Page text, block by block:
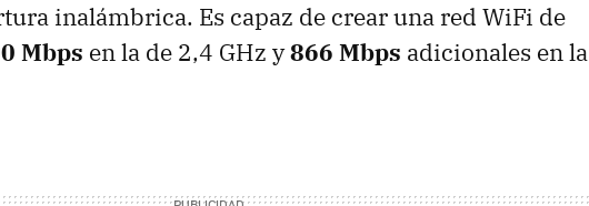
inalámbrica. Es capaz de crear una red WiFi de
Mbps en la de 2,4 GHz y866 Mbps adicionales en la